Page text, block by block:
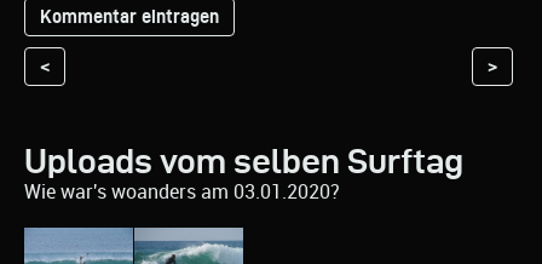
< >
Uploads vom selben Surftag
Wie war's woanders am 03.01.2020?